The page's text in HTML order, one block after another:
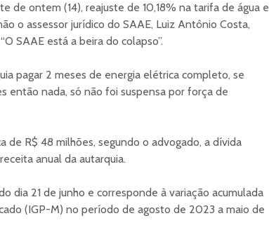
de ontem (14), reajuste de 10,18% na tarifa de água e
o assessor jurídico do SAAE, Luiz Antônio Costa,
SAAE está a beira do colapso”.
pagar 2 meses de energia elétrica completo, se
então nada, só não foi suspensa por força de
de R$ 48 milhões, segundo o advogado, a dívida
anual da autarquia.
dia 21 de junho e corresponde à variação acumulada
(IGP-M) no período de agosto de 2023 a maio de